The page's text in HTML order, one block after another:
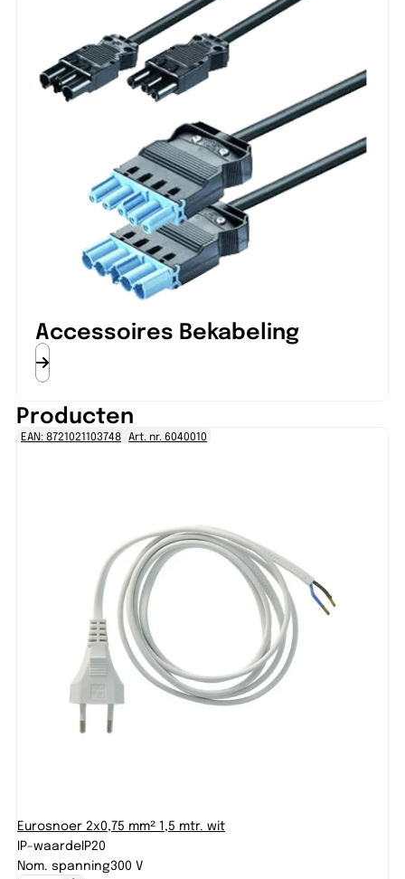
Accessoires Bekabeling
Producten
EAN: 8721021103748 Art. nr. 6040010
Eurosnoer 2x0,75 mm² 1,5 mtr. wit
IP-waardeIP20
Nom. spanning300 V